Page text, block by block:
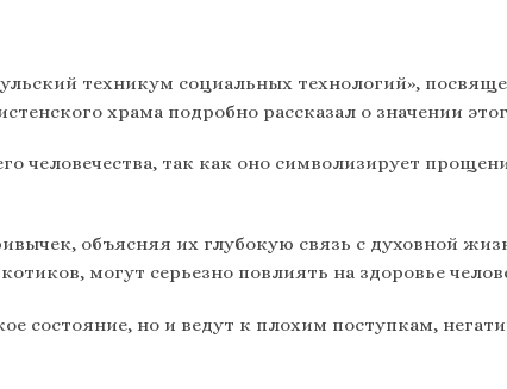
техникум социальных технологий»,
храма подробно рассказал о значении
так как оно символизирует
объясняя их глубокую связь с духовной
могут серьезно повлиять на здоровье
состояние, но и ведут к плохим поступкам,